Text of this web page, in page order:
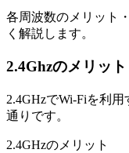
各周波数のメリット
く解説します。
2.4Ghzのメリッ
2.4GHzでWi-Fiを利
通りです。
2.4GHzのメリット